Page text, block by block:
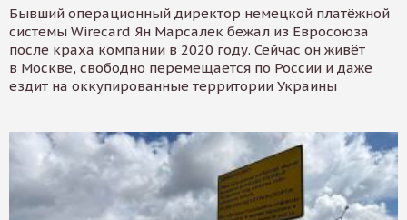
Бывший операционный директор немецкой платёжной
системы Wirecard Ян Марсалек бежал из Евросоюза
после краха компании в 2020 году. Сейчас он живёт
в Москве, свободно перемещается по России и даже
ездит на оккупированные территории Украины